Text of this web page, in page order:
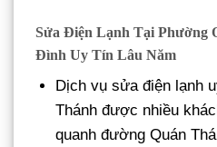
Sửa Điện Lạnh Tại Phường
Đình Uy Tín Lâu Năm
Dịch vụ sửa điện lạnh
Thánh được nhiều
quanh đường Quán